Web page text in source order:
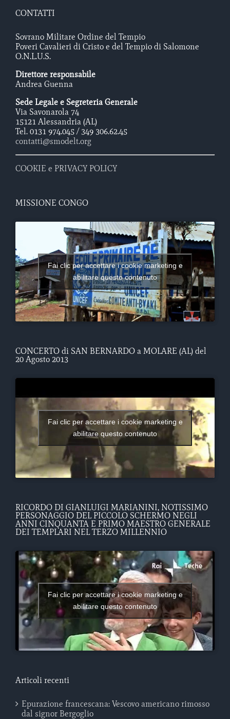
CONTATTI
Sovrano Militare Ordine del Tempio
Poveri Cavalieri di Cristo e del Tempio di Salomone
O.N.L.U.S.
Direttore responsabile
Andrea Guenna
Sede Legale e Segreteria Generale
Via Savonarola 74
15121 Alessandria (AL)
Tel. 0131 974.045 / 349 306.62.45
contatti@smodelt.org
COOKIE e PRIVACY POLICY
MISSIONE CONGO
Fai clic per accettare i cookie marketing e
abilitare questo contenuto
CONCERTO di SAN BERNARDO a MOLARE (AL) del
20 Agosto 2013
Fai clic per accettare i cookie marketing e
abilitare questo contenuto
RICORDO DI GIANLUIGI MARIANINI, NOTISSIMO
PERSONAGGIO DEL PICCOLO SCHERMO NEGLI
ANNI CINQUANTA E PRIMO MAESTRO GENERALE
DEI TEMPLARI NEL TERZO MILLENNIO
Fai clic per accettare i cookie marketing e
abilitare questo contenuto
Articoli recenti
Epurazione francescana: Vescovo americano rimosso
dal signor Bergoglio